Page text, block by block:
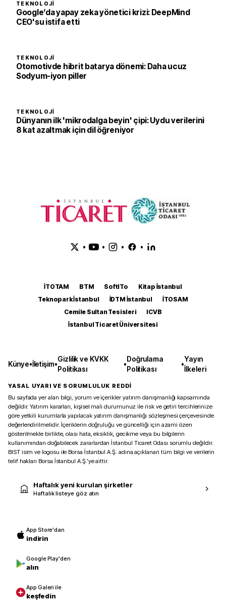
TEKNOLOJI
Google’da yapay zeka yönetici krizi: DeepMind
CEO'su istifa etti
TEKNOLOJI
Otomotivde hibrit batarya dönemi: Daha ucuz
Sodyum-iyon piller
TEKNOLOJI
Dünyanın ilk 'mikrodalga beyin' çipi: Uydu verilerini
8 kat azaltmak için dil öğreniyor
• • • •
İTOTAM BTM SoftITo
Kitap İstanbul
Teknopark İstanbul
İDTM İstanbul
İTOSAM
Cemile Sultan Tesisleri
ICVB
İstanbul Ticaret Üniversitesi
Künye•İletişim•
Gizlilik ve KVKK
Politikası
•
Doğrulama
Politikası
•
Yayın
İlkeleri
YASAL UYARI VE SORUMLULUK REDDİ
Bu sayfada yer alan bilgi, yorum ve içerikler yatırım danışmanlığı kapsamında
değildir. Yatırım kararları, kişisel mali durumunuz ile risk ve getiri tercihlerinize
göre yetkili kurumlarla yapılacak yatırım danışmanlığı sözleşmesi çerçevesinde
değerlendirilmelidir. İçeriklerin doğruluğu ve güncelliği için azami özen
gösterilmekle birlikte, olası hata, eksiklik, gecikme veya bu bilgilerin
kullanımından doğabilecek zararlardan İstanbul Ticaret Odası sorumlu değildir.
BIST isim ve logosu ile Borsa İstanbul A.Ş. adına açıklanan tüm bilgi ve verilerin
telif hakları Borsa İstanbul A.Ş.’ye aittir.
Haftalık yeni kurulan şirketler
Haftalık listeye göz atın
App Store'dan
indirin
Google Play'den
alın
App Galeri ile
keşfedin